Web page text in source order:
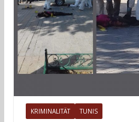
KRIMINALITÄT TUNIS